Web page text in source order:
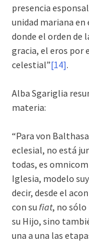
presencia
unidad mariana
donde el orden de
gracia, el eros por
celestial”[14].
Alba Sgariglia
materia:
“Para von
eclesial, no está
todas, es
Iglesia, modelo
decir, desde el
con su fiat, no sólo
su Hijo, sino
una a una las